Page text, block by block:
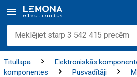
Titullapa Elektroniskās
komponentes
Pusvadītāji